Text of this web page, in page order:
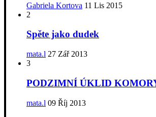
Gabriela Kortova 11 Lis 2015
2
Spěte jako dudek
mata.l 27 Zář 2013
3
PODZIMNÍ ÚKLID
mata.l 09 Říj 2013